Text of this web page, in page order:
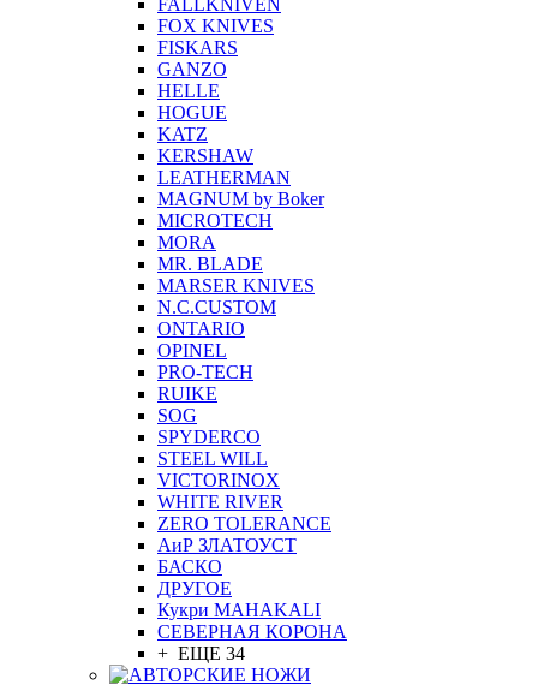
FALLKNIVEN
FOX KNIVES
FISKARS
GANZO
HELLE
HOGUE
KATZ
KERSHAW
LEATHERMAN
MAGNUM by Boker
MICROTECH
MORA
MR. BLADE
MARSER KNIVES
N.C.CUSTOM
ONTARIO
OPINEL
PRO-TECH
RUIKE
SOG
SPYDERCO
STEEL WILL
VICTORINOX
WHITE RIVER
ZERO TOLERANCE
АиР ЗЛАТОУСТ
БАСКО
ДРУГОЕ
Кукри MAHAKALI
СЕВЕРНАЯ КОРОНА
+ ЕЩЕ 34